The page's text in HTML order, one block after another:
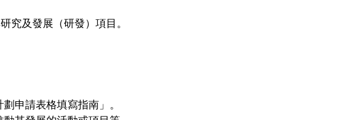
究及發展（研發）項目。
申請表格填寫指南」。